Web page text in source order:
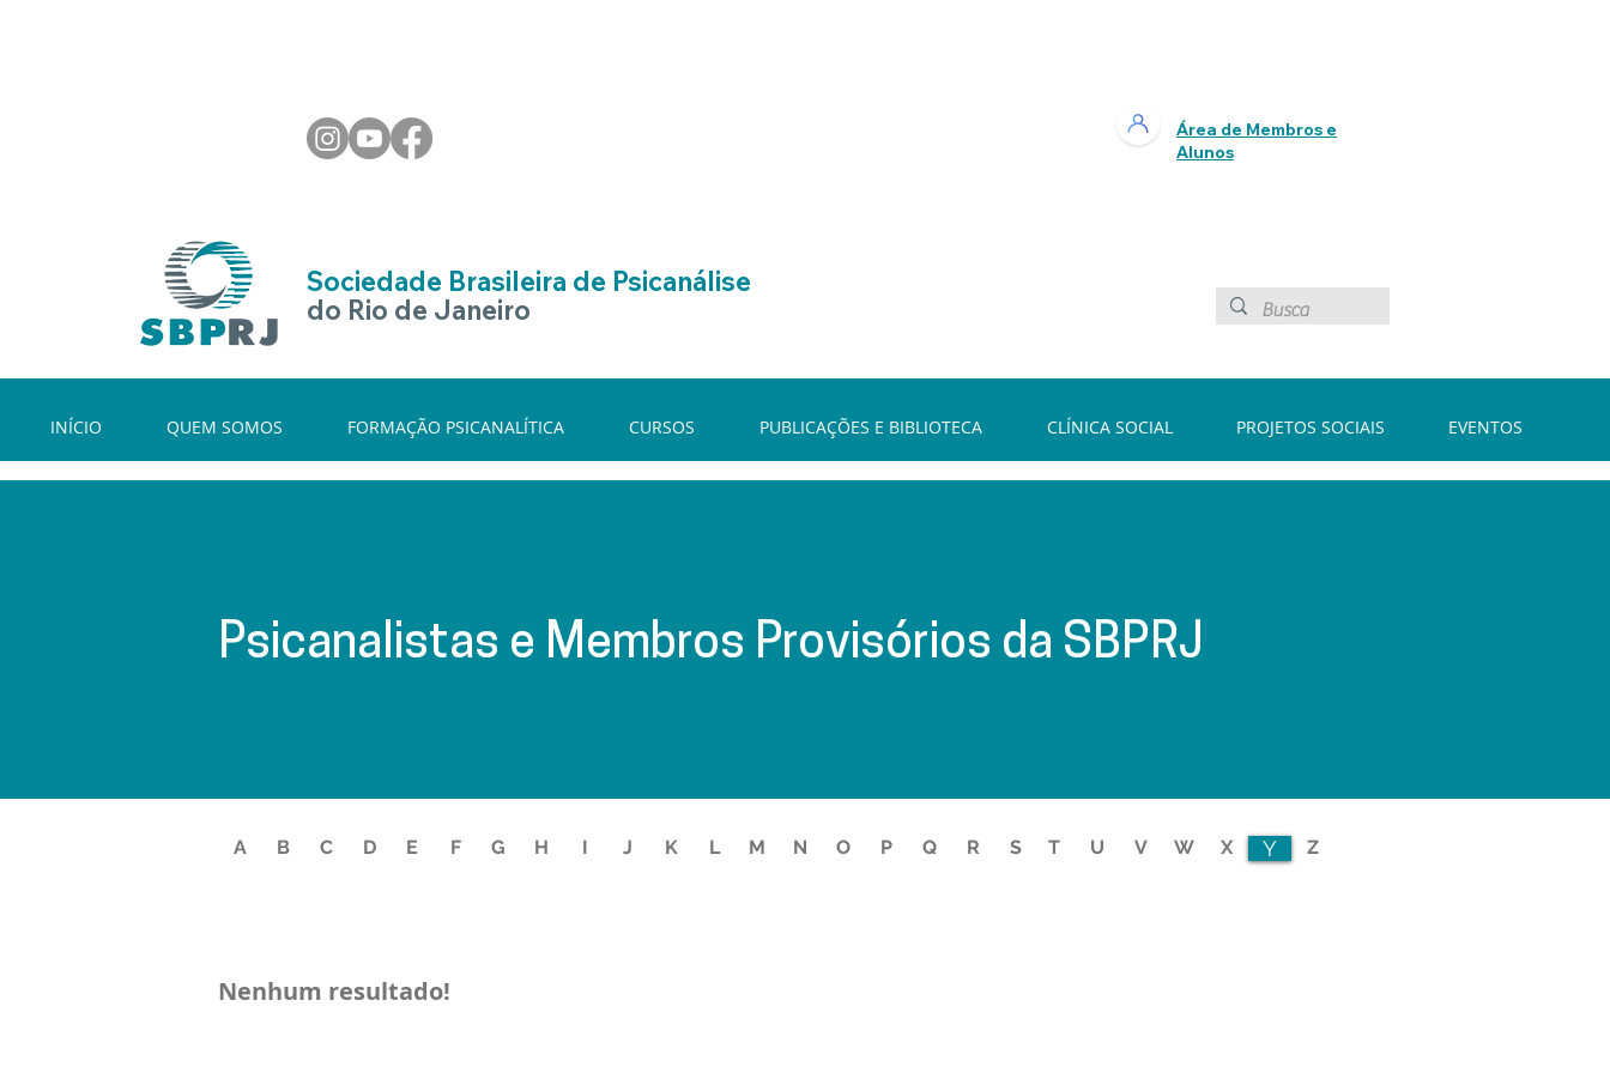
Sociedade Brasileira de Psicanálise
do Rio de Janeiro
Área de Membros e
Alunos
Psicanalistas e Membros Provisórios da SBPRJ
A B C D E F G H I J K L M N O P Q R S T U V W X Y Z
Nenhum resultado!
INÍCIO QUEM SOMOS FORMAÇÃO PSICANALÍTICA CURSOS PUBLICAÇÕES E BIBLIOTECA CLÍNICA SOCIAL PROJETOS SOCIAIS EVENTOS